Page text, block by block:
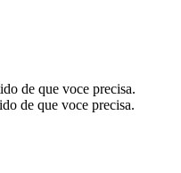
de que voce precisa.
de que voce precisa.